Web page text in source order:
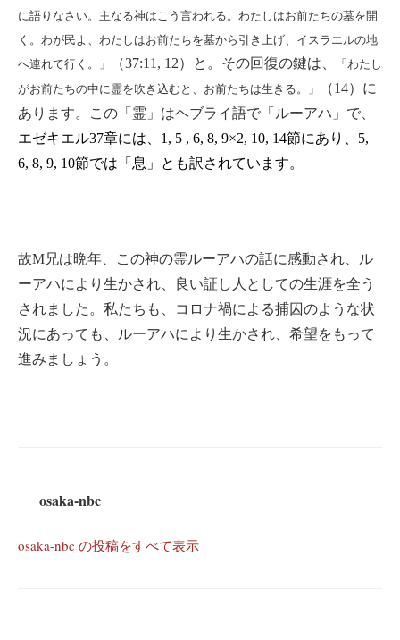
に語りなさい。主なる神はこう言われる。わたしはお前たちの墓を開
く。わが民よ、わたしはお前たちを墓から引き上げ、イスラエルの地
へ連れて行く。」
（37:11, 12）と。その回復の鍵は、
「わたし
がお前たちの中に霊を吹き込むと、お前たちは生きる。」
（14）に
あります。この「霊」はヘブライ語で「ルーアハ」で、
エゼキエル37章には、 1, 5 , 6, 8, 9×2, 10, 14節にあり、 5,
6, 8, 9, 10節では「息」とも訳されています。
故M兄は晩年、この神の霊ルーアハの話に感動され、ル
ーアハにより生かされ、良い証し人としての生涯を全う
されました。私たちも、コロナ禍による捕囚のような状
況にあっても、ルーアハにより生かされ、希望をもって
進みましょう。
osaka-nbc
osaka-nbc の投稿をすべて表示